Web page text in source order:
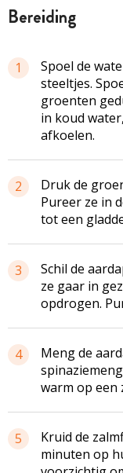
bereiding
1
Spoel de
steeltjes.
groenten
in koud
afkoelen.
2
Druk de
Pureer ze in
tot een
3
Schil de
ze gaar in
opdrogen.
4
Meng de
warm op een
5
Kruid de
minuten op